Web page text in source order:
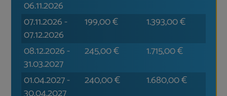
06.11.2026
07.11.2026-
07.12.2026
199,00€ 1.393,00€
08.12.2026-
31.03.2027
245,00€ 1.715,00€
01.04.2027-
240,00€ 1.680,00€